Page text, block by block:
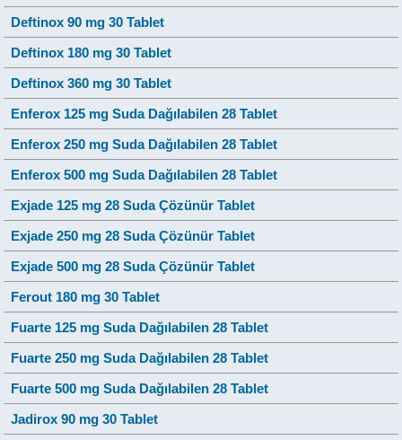
Deftinox 90 mg 30 Tablet
Deftinox 180 mg 30 Tablet
Deftinox 360 mg 30 Tablet
Enferox 125 mg Suda Dağılabilen 28 Tablet
Enferox 250 mg Suda Dağılabilen 28 Tablet
Enferox 500 mg Suda Dağılabilen 28 Tablet
Exjade 125 mg 28 Suda Çözünür Tablet
Exjade 250 mg 28 Suda Çözünür Tablet
Exjade 500 mg 28 Suda Çözünür Tablet
Ferout 180 mg 30 Tablet
Fuarte 125 mg Suda Dağılabilen 28 Tablet
Fuarte 250 mg Suda Dağılabilen 28 Tablet
Fuarte 500 mg Suda Dağılabilen 28 Tablet
Jadirox 90 mg 30 Tablet